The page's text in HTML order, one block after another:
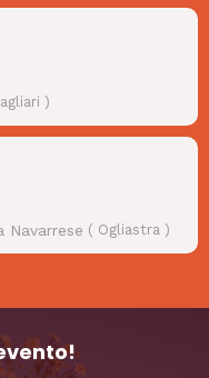
)
Navarrese ( Ogliastra)